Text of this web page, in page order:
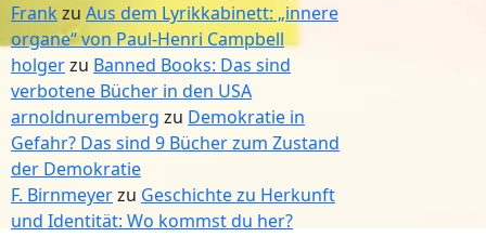
Frankzu Aus dem Lyrikkabinett: „innere
organe“ von Paul-Henri Campbell
holgerzu Banned Books: Das sind
verbotene Bücher in den USA
arnoldnuremberg zu Demokratie in
Gefahr? Das sind 9 Bücher zum Zustand
der Demokratie
F. Birnmeyerzu Geschichte zu Herkunft
und Identität: Wo kommst du her?